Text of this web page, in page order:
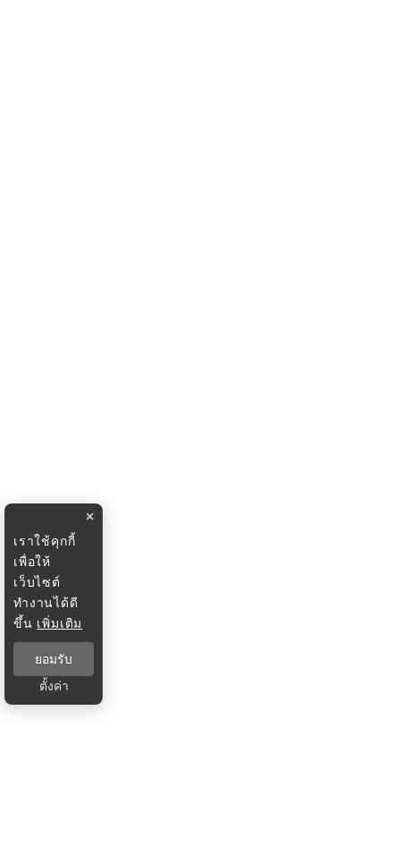
×
เราใช้คุกกี้
เพื่อให้
เว็บไซต์
ทำงานได้ดี
ขึ้น เพิ่มเติม
ยอมรับ
ตั้งค่า